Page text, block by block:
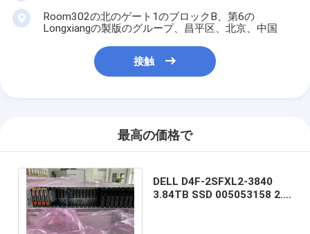
Room302の北のゲート1のブロックB、第6の
Longxiangの製版のグループ、昌平区、北京、中国
接触
最高の価格で
DELL D4F-2SFXL2-3840
3.84TB SSD 005053158 2.5